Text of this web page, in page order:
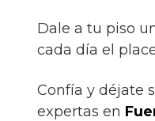
Dale a tu piso
cada día el
Confía y déjate
expertas en